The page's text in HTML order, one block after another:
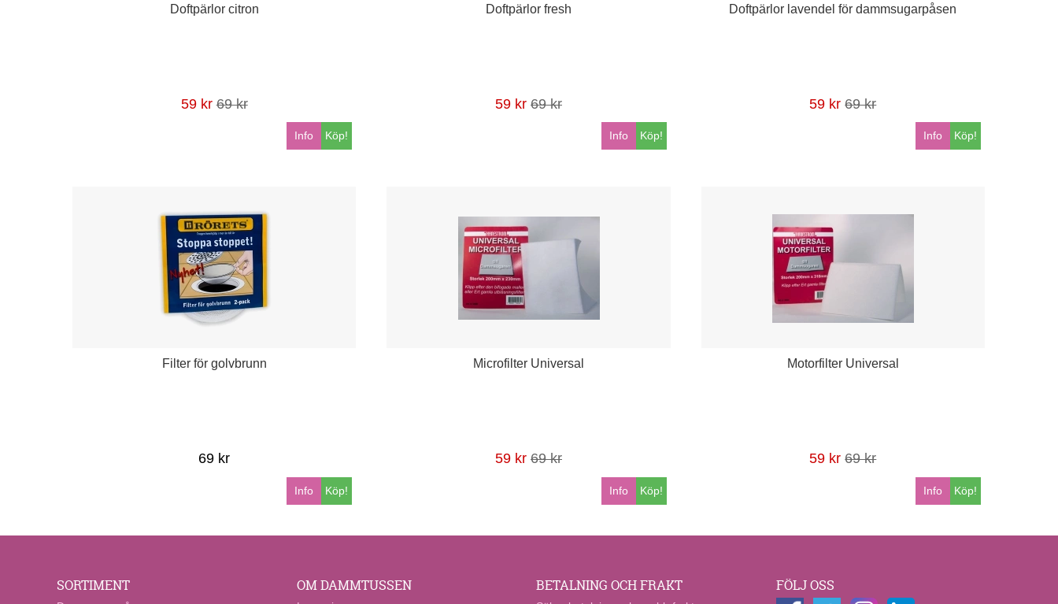
Doftpärlor citron
59 kr 69 kr
Köp!
Info
Doftpärlor fresh
59 kr 69 kr
Köp!
Info
Doftpärlor lavendel för dammsugarpåsen
59 kr 69 kr
Köp!
Info
Filter för golvbrunn
69 kr
Köp!
Info
Microfilter Universal
59 kr 69 kr
Köp!
Info
Motorfilter Universal
59 kr 69 kr
Köp!
Info
SORTIMENT OM DAMMTUSSEN BETALNING OCH FRAKT FÖLJ OSS